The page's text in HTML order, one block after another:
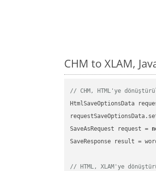
CHM to XLAM,
// CHM, HTML'ye
HtmlSaveOptionsData
SaveAsRequest request =
SaveResponse result =
// HTML, XLAM'ye